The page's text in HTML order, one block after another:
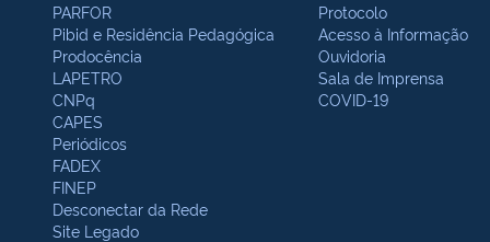
PARFOR
Pibid e Residência Pedagógica
Prodocência
LAPETRO
CNPq
CAPES
Periódicos
FADEX
FINEP
Desconectar da Rede
Site Legado
Protocolo
Acesso à Informação
Ouvidoria
Sala de Imprensa
COVID-19